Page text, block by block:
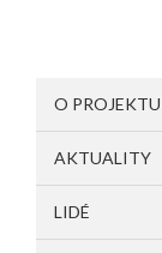
O PROJEKTU
AKTUALITY
LIDÉ